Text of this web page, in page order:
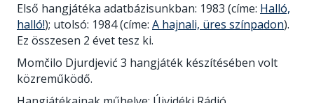
Első hangjátéka adatbázisunkban: 1983 (címe: Halló,
halló!); utolsó: 1984 (címe: A hajnali, üres színpadon).
Ez összesen 2 évet tesz ki.
Momčilo Djurdjević 3 hangjáték készítésében volt
közreműködő.